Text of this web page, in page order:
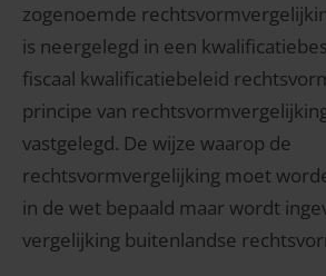
zogenoemde
is neergelegd in een
fiscaal kwalificatiebeleid
principe van
vastgelegd. De wijze waarop de
rechtsvormvergelijking moet
in de wet bepaald maar wordt
vergelijking buitenlandse